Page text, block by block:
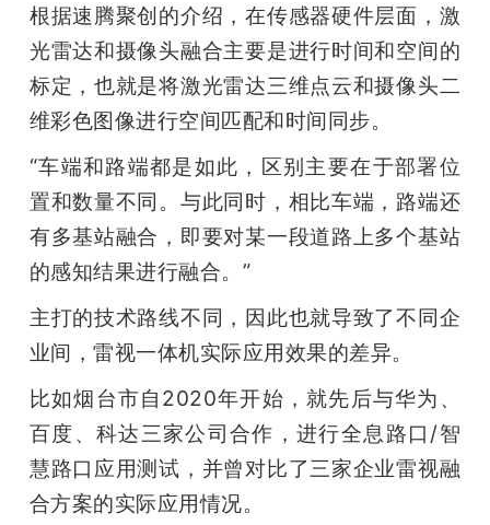
根据速腾聚创的介绍，在传感器硬件层面，激
光雷达和摄像头融合主要是进行时间和空间的
标定，也就是将激光雷达三维点云和摄像头二
维彩色图像进行空间匹配和时间同步。
“车端和路端都是如此，区别主要在于部署位
置和数量不同。与此同时，相比车端，路端还
有多基站融合，即要对某一段道路上多个基站
的感知结果进行融合。”
主打的技术路线不同，因此也就导致了不同企
业间，雷视一体机实际应用效果的差异。
比如烟台市自2020年开始，就先后与华为、
百度、科达三家公司合作，进行全息路口/智
慧路口应用测试，并曾对比了三家企业雷视融
合方案的实际应用情况。